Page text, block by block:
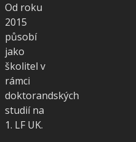
Od roku
2015
působí
jako
školitel v
rámci
doktorandských
studií na
1. LF UK.